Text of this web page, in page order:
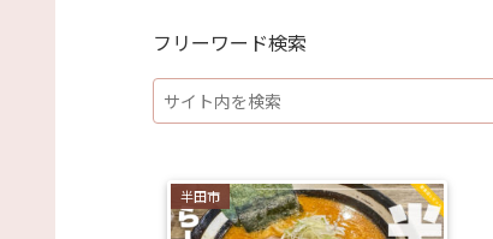
フリーワード検索
半田市